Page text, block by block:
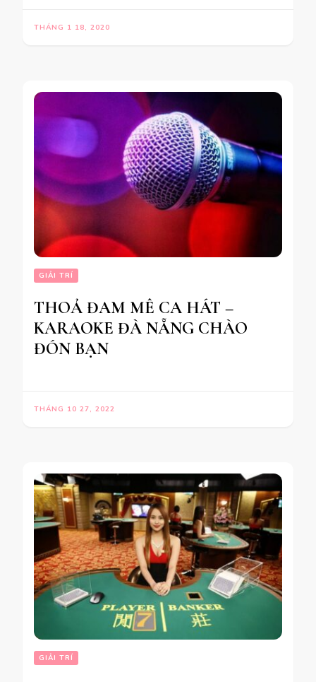
THÁNG 1 18, 2020
GIẢI TRÍ
THOẢ ĐAM MÊ CA HÁT –
KARAOKE ĐÀ NẴNG CHÀO
ĐÓN BẠN
THÁNG 10 27, 2022
GIẢI TRÍ